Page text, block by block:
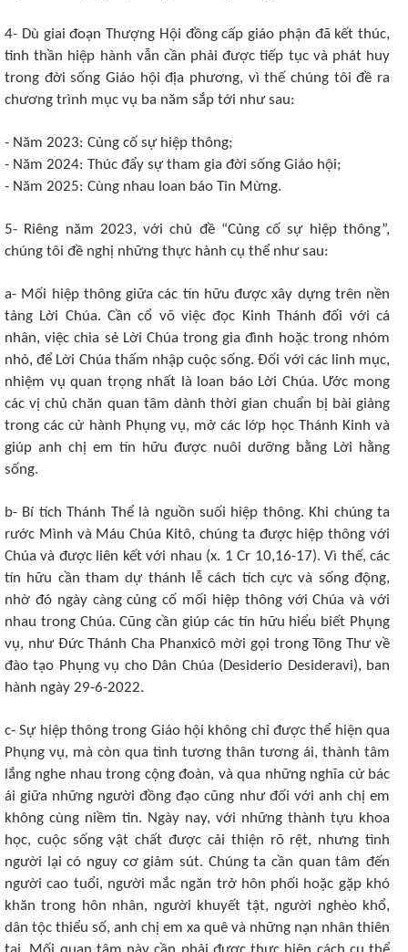
4- Dù giai đoạn Thượng Hội đồng cấp giáo phận đã kết thúc,
tinh thần hiệp hành vẫn cần phải được tiếp tục và phát huy
trong đời sống Giáo hội địa phương, vì thế chúng tôi đề ra
chương trình mục vụ ba năm sắp tới như sau:
- Năm 2023: Củng cố sự hiệp thông;
- Năm 2024: Thúc đẩy sự tham gia đời sống Giáo hội;
- Năm 2025: Cùng nhau loan báo Tin Mừng.
5- Riêng năm 2023, với chủ đề “Củng cố sự hiệp thông”,
chúng tôi đề nghị những thực hành cụ thể như sau:
a- Mối hiệp thông giữa các tín hữu được xây dựng trên nền
tảng Lời Chúa. Cần cổ võ việc đọc Kinh Thánh đối với cá
nhân, việc chia sẻ Lời Chúa trong gia đình hoặc trong nhóm
nhỏ, để Lời Chúa thấm nhập cuộc sống. Đối với các linh mục,
nhiệm vụ quan trọng nhất là loan báo Lời Chúa. Ước mong
các vị chủ chăn quan tâm dành thời gian chuẩn bị bài giảng
trong các cử hành Phụng vụ, mở các lớp học Thánh Kinh và
giúp anh chị em tín hữu được nuôi dưỡng bằng Lời hằng
sống.
b- Bí tích Thánh Thể là nguồn suối hiệp thông. Khi chúng ta
rước Mình và Máu Chúa Kitô, chúng ta được hiệp thông với
Chúa và được liên kết với nhau (x. 1 Cr 10,16-17). Vì thế, các
tín hữu cần tham dự thánh lễ cách tích cực và sống động,
nhờ đó ngày càng củng cố mối hiệp thông với Chúa và với
nhau trong Chúa. Cũng cần giúp các tín hữu hiểu biết Phụng
vụ, như Đức Thánh Cha Phanxicô mời gọi trong Tông Thư về
đào tạo Phụng vụ cho Dân Chúa (Desiderio Desideravi), ban
hành ngày 29-6-2022.
c- Sự hiệp thông trong Giáo hội không chỉ được thể hiện qua
Phụng vụ, mà còn qua tình tương thân tương ái, thành tâm
lắng nghe nhau trong cộng đoàn, và qua những nghĩa cử bác
ái giữa những người đồng đạo cũng như đối với anh chị em
không cùng niềm tin. Ngày nay, với những thành tựu khoa
học, cuộc sống vật chất được cải thiện rõ rệt, nhưng tình
người lại có nguy cơ giảm sút. Chúng ta cần quan tâm đến
người cao tuổi, người mắc ngăn trở hôn phối hoặc gặp khó
khăn trong hôn nhân, người khuyết tật, người nghèo khổ,
dân tộc thiểu số, anh chị em xa quê và những nạn nhân thiên